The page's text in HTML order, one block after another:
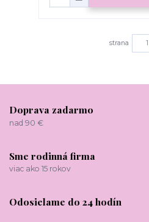
strana
Doprava zadarmo
nad 90 €
Sme rodinná firma
viac ako 15 rokov
Odosielame do 24 hodín